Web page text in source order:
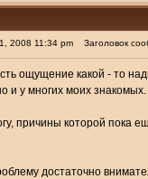
2008 11:34 pm Заголовок
ощущение какой - то
и у многих моих знакомых.
причины которой пока
достаточно